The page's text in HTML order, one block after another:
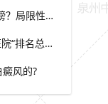
[重点更新]泉州治疗白癜风医院排行榜？局限性白癜风早期症状？
白癜风医院!福建省泉州白癜风知名医院“排名总榜公开”福建省泉州治白癜风那家医院较好“强势推荐”?
风的?